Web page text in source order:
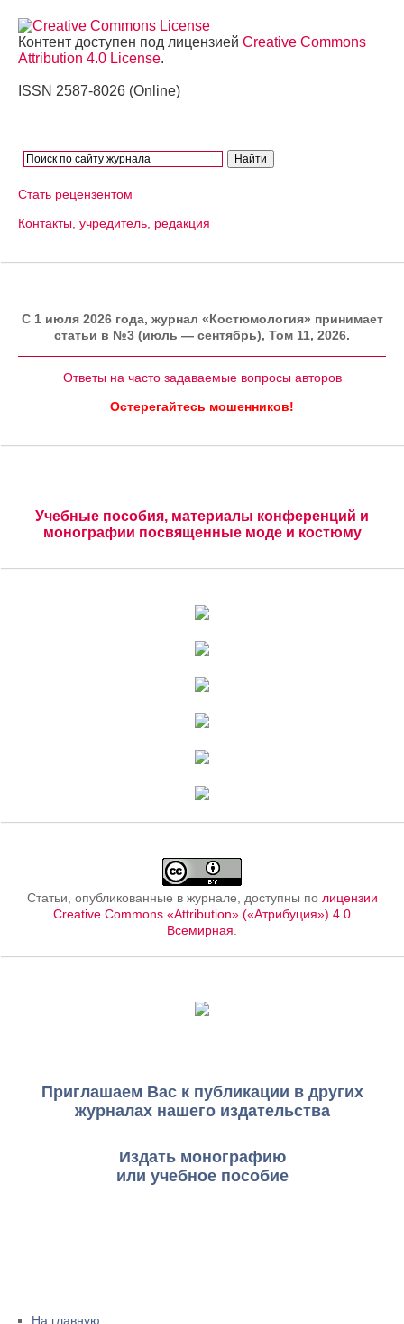
Контент доступен под лицензией Creative Commons
Attribution 4.0 License.
ISSN 2587-8026 (Online)
Стать рецензентом
Контакты, учредитель, редакция
C 1 июля 2026 года, журнал «Костюмология» принимает
статьи в №3 (июль — сентябрь), Том 11, 2026.
Ответы на часто задаваемые вопросы авторов
Остерегайтесь мошенников!
Учебные пособия, материалы конференций и
монографии посвященные моде и костюму
Статьи, опубликованные в журнале, доступны по лицензии
Creative Commons «Attribution» («Атрибуция») 4.0
Всемирная
Приглашаем Вас к публикации в других
журналах нашего издательства
Издать монографию
или учебное пособие
На главную